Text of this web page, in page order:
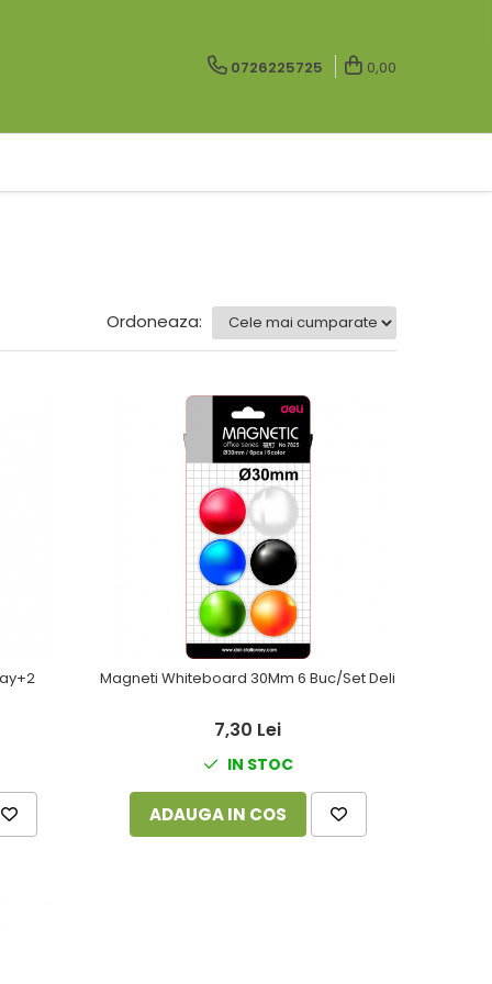
0726225725 0,00
Ordoneaza:
Magneti Whiteboard 30Mm 6 Buc/Set Deli
7,30 Lei
IN STOC
ADAUGA IN COS